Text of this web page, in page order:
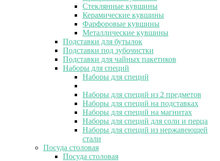
Стеклянные кувшины
Керамические кувшины
Фарфоровые кувшины
Металлические кувшины
Подставки для бутылок
Подставки под зубочистки
Подставки для чайных пакетиков
Наборы для специй
Наборы для специй
Наборы для специй из 2 предметов
Наборы для специй на подставках
Наборы для специй на магнитах
Наборы для специй для соли и перца
Наборы для специй из нержавеющей
стали
Посуда столовая
Посуда столовая